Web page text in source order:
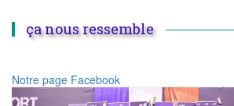
ça nous ressemble
Notre page Facebook